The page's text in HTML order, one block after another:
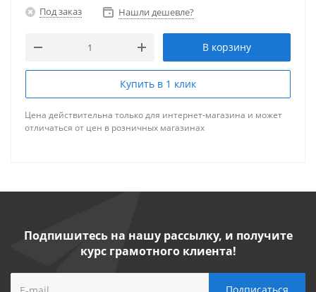
Под заказ Нашли дешевле?
В корзину
Купить в 1 клик
Цена действительна только для интернет-магазина и может
отличаться от цен в розничных магазинах
Подпишитесь на нашу рассылку, и получите
курс грамотного клиента!